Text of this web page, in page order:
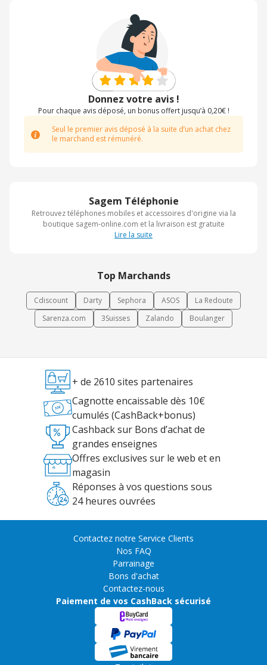
Sagem Téléphonie
Retrouvez téléphones mobiles et accessoires d'origine via la
boutique sagem-online.com et la livraison est gratuite
Lire la suite
Top Marchands
Cdiscount Darty Sephora ASOS
La Redoute
Sarenza.com
3Suisses Zalando Boulanger
Donnez votre avis !
Pour chaque avis déposé, un bonus offert jusqu’à 0,20€ !
Seul le premier avis déposé à la suite d’un achat chez
le marchand est rémunéré.
+ de 2610 sites partenaires
Cagnotte encaissable dès 10€
cumulés (CashBack+bonus)
Cashback sur Bons d’achat de
grandes enseignes
Offres exclusives sur le web et en
magasin
Réponses à vos questions sous
24 heures ouvrées
Contactez notre Service Clients
Nos FAQ
Parrainage
Bons d'achat
Contactez-nous
Paiement de vos CashBack sécurisé